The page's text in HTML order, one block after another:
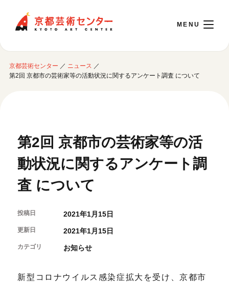
English
フェは11:00～18:00まで営業
ご利用案内
フロアガイド
図書室・情報コーナー
カフェ・ショップ
イベントに参加する
開催中のイベント
月間スケジュール
これまでのイベント
制作室の使用方法・募集要項
公募情報
京都芸術センター ／ ニュース ／
第2回 京都市の芸術家等の活動状況に関するアンケート調査 について
第2回 京都市の芸術家等の活
動状況に関するアンケート調
査 について
投稿日 2021年1月15日
更新日 2021年1月15日
カテゴリ お知らせ
新型コロナウイルス感染症拡大を受け、京都市